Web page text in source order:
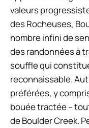
valeurs
des Rocheuses,
nombre infini de
des randonnées à
souffle qui
reconnaissable.
préférées, y
bouée tractée –
de Boulder Creek.